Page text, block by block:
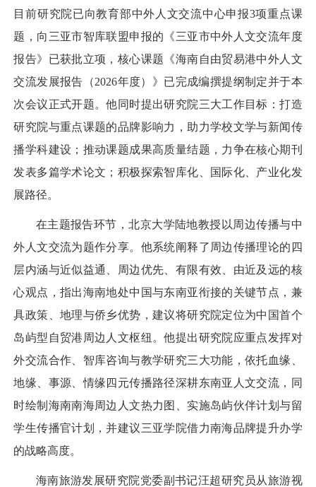
目前研究院已向教育部中外人文交流中心申报3项重点课
题，向三亚市智库联盟申报的《三亚市中外人文交流年度
报告》已获批立项，核心课题《海南自由贸易港中外人文
交流发展报告（2026年度）》已完成编撰提纲制定并于本
次会议正式开题。他同时提出研究院三大工作目标：打造
研究院与重点课题的品牌影响力，助力学校文学与新闻传
播学科建设；推动课题成果高质量结题，力争在核心期刊
发表多篇学术论文；积极探索智库化、国际化、产业化发
展路径。
在主题报告环节，北京大学陆地教授以周边传播与中
外人文交流为题作分享。他系统阐释了周边传播理论的四
层内涵与近似益通、周边优先、有限有效、由近及远的核
心观点，指出海南地处中国与东南亚衔接的关键节点，兼
具政策、地理与侨乡优势，建议将研究院定位为中国首个
岛屿型自贸港周边人文枢纽。他提出研究院应重点发挥对
外交流合作、智库咨询与教学研究三大功能，依托血缘、
地缘、事源、情缘四元传播路径深耕东南亚人文交流，同
时绘制海南南海周边人文热力图、实施岛屿伙伴计划与留
学生传播官计划，并建议三亚学院借力南海品牌提升办学
的战略高度。
海南旅游发展研究院党委副书记汪超研究员从旅游视